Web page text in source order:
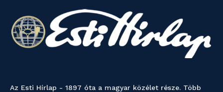
Az Esti Hírlap - 1897 óta a magyar közélet része. Több